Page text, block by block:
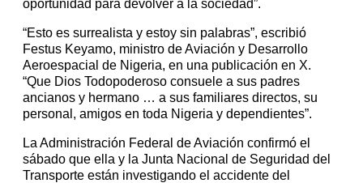
oportunidad para devolver a la sociedad”.
“Esto es surrealista y estoy sin palabras”, escribió
Festus Keyamo, ministro de Aviación y Desarrollo
Aeroespacial de Nigeria, en una publicación en X.
“Que Dios Todopoderoso consuele a sus padres
ancianos y hermano … a sus familiares directos, su
personal, amigos en toda Nigeria y dependientes”.
La Administración Federal de Aviación confirmó el
sábado que ella y la Junta Nacional de Seguridad del
Transporte están investigando el accidente del